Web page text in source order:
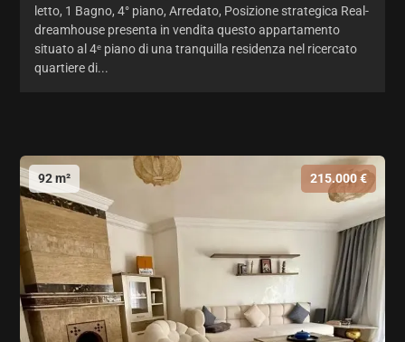
letto, 1 Bagno, 4° piano, Arredato, Posizione strategica Real-
dreamhouse presenta in vendita questo appartamento
situato al 4ᵉ piano di una tranquilla residenza nel ricercato
quartiere di...
92 m² 215.000 €